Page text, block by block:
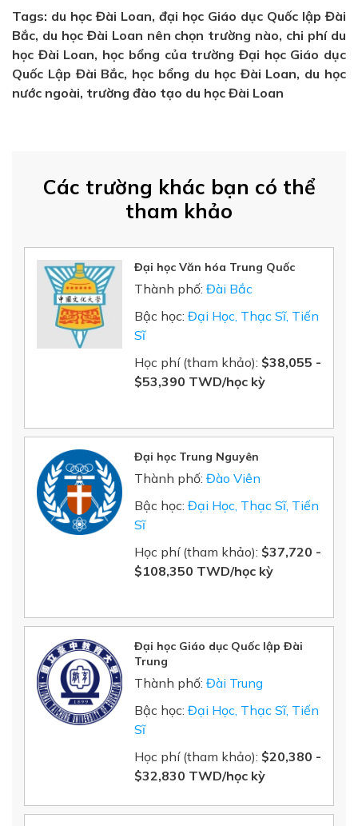
Tags: du học Đài Loan, đại học Giáo dục Quốc lập Đài
Bắc, du học Đài Loan nên chọn trường nào, chi phí du
học Đài Loan, học bổng của trường Đại học Giáo dục
Quốc Lập Đài Bắc, học bổng du học Đài Loan, du học
nước ngoài, trường đào tạo du học Đài Loan
Các trường khác bạn có thể
tham khảo
Đại học Văn hóa Trung Quốc
Thành phố: Đài Bắc
Bậc học: Đại Học, Thạc Sĩ, Tiến
Sĩ
Học phí (tham khảo): $38,055 -
$53,390 TWD/học kỳ
Đại học Trung Nguyên
Thành phố: Đào Viên
Bậc học: Đại Học, Thạc Sĩ, Tiến
Sĩ
Học phí (tham khảo): $37,720 -
$108,350 TWD/học kỳ
Đại học Giáo dục Quốc lập Đài
Trung
Thành phố: Đài Trung
Bậc học: Đại Học, Thạc Sĩ, Tiến
Sĩ
Học phí (tham khảo): $20,380 -
$32,830 TWD/học kỳ